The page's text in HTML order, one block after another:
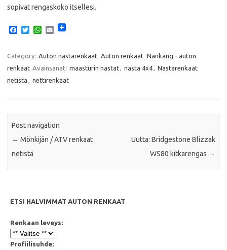
sopivat rengaskoko itsellesi.
e
b
o
o
T
t
t
e
W
t
A
p
E
i
Category: Auton nastarenkaat Auton renkaat Nankang - auton
renkaat Avainsanat: maasturin nastat nasta 4x4
Nastarenkaat
netistä
nettirenkaat
Post navigation
← Mönkijän / ATV renkaat
netistä
Uutta: Bridgestone Blizzak
WS80 kitkarengas →
ETSI HALVIMMAT AUTON RENKAAT
Renkaan leveys:
Profiilisuhde: